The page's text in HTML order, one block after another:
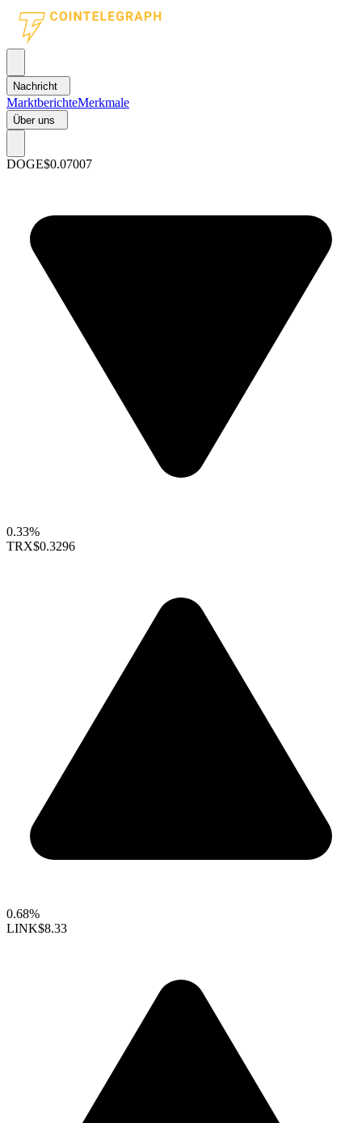
Nachricht
MarktberichteMerkmale
Über uns
DOGE$0.07007
0.33%
TRX$0.3296
0.68%
LINK$8.33